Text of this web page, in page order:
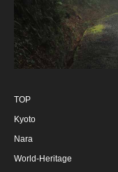
TOP
Kyoto
Nara
World-Heritage